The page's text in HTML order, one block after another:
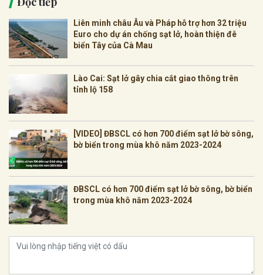
Liên minh châu Âu và Pháp hỗ trợ hơn 32 triệu
Euro cho dự án chống sạt lở, hoàn thiện đê
biển Tây của Cà Mau
Lào Cai: Sạt lở gây chia cắt giao thông trên
tỉnh lộ 158
[VIDEO] ĐBSCL có hơn 700 điểm sạt lở bờ sông,
bờ biển trong mùa khô năm 2023-2024
ĐBSCL có hơn 700 điểm sạt lở bờ sông, bờ biển
trong mùa khô năm 2023-2024